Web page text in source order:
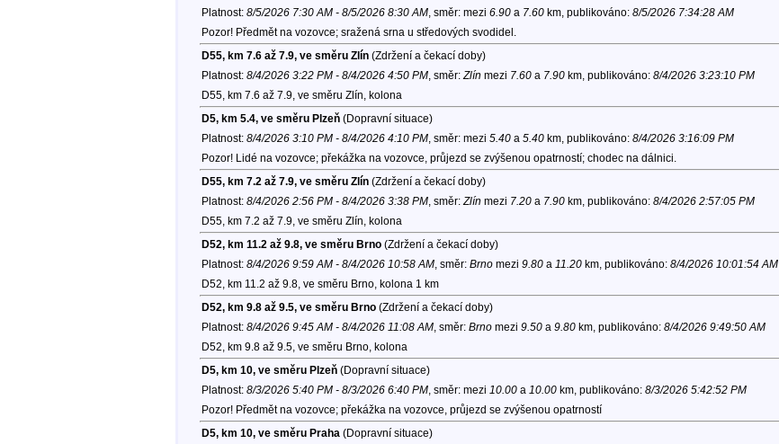
Platnost: 8/5/2026 7:30 AM - 8/5/2026 8:30 AM, směr: mezi 6.90a 7.60km, publikováno: 8/5/2026 7:34:28 AM
Pozor! Předmět na vozovce; sražená srna u středových svodidel.
D55, km 7.6 až 7.9, ve směru Zlín(Zdržení a čekací doby)
Platnost: 8/4/2026 3:22 PM - 8/4/2026 4:50 PM, směr: Zlín mezi 7.60a 7.90km, publikováno: 8/4/2026 3:23:10 PM
D55, km 7.6 až 7.9, ve směru Zlín, kolona
D5, km 5.4, ve směru Plzeň(Dopravní situace)
Platnost: 8/4/2026 3:10 PM - 8/4/2026 4:10 PM, směr: mezi 5.40a 5.40km, publikováno: 8/4/2026 3:16:09 PM
Pozor! Lidé na vozovce; překážka na vozovce, průjezd se zvýšenou opatrností; chodec na dálnici.
D55, km 7.2 až 7.9, ve směru Zlín(Zdržení a čekací doby)
Platnost: 8/4/2026 2:56 PM - 8/4/2026 3:38 PM, směr: Zlín mezi 7.20a 7.90km, publikováno: 8/4/2026 2:57:05 PM
D55, km 7.2 až 7.9, ve směru Zlín, kolona
D52, km 11.2 až 9.8, ve směru Brno(Zdržení a čekací doby)
Platnost: 8/4/2026 9:59 AM - 8/4/2026 10:58 AM, směr: Brnomezi 9.80a 11.20km, publikováno: 8/4/2026 10:01:54 AM
D52, km 11.2 až 9.8, ve směru Brno, kolona 1 km
D52, km 9.8 až 9.5, ve směru Brno(Zdržení a čekací doby)
Platnost: 8/4/2026 9:45 AM - 8/4/2026 11:08 AM, směr: Brnomezi 9.50a 9.80km, publikováno: 8/4/2026 9:49:50 AM
D52, km 9.8 až 9.5, ve směru Brno, kolona
D5, km 10, ve směru Plzeň(Dopravní situace)
Platnost: 8/3/2026 5:40 PM - 8/3/2026 6:40 PM, směr: mezi 10.00a 10.00km, publikováno: 8/3/2026 5:42:52 PM
Pozor! Předmět na vozovce; překážka na vozovce, průjezd se zvýšenou opatrností
D5, km 10, ve směru Praha (Dopravní situace)